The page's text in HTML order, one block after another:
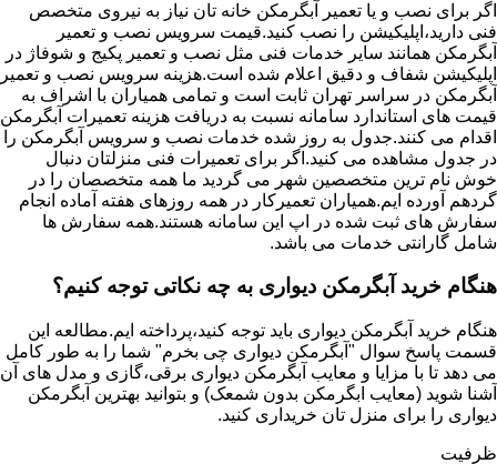
اگر برای نصب و یا تعمیر آبگرمکن خانه تان نیاز به نیروی متخصص
فنی دارید،اپلیکیشن را نصب کنید.قیمت سرویس نصب و تعمیر
آبگرمکن همانند سایر خدمات فنی مثل نصب و تعمیر پکیج و شوفاژ در
اپلیکیشن شفاف و دقیق اعلام شده است.هزینه سرویس نصب و تعمیر
آبگرمکن در سراسر تهران ثابت است و تمامی همیاران با اشراف به
قیمت های استاندارد سامانه نسبت به دریافت هزینه تعمیرات آبگرمکن
اقدام می کنند.جدول به روز شده خدمات نصب و سرویس آبگرمکن را
در جدول مشاهده می کنید.اگر برای تعمیرات فنی منزلتان دنبال
خوش نام ترین متخصصین شهر می گردید ما همه متخصصان را در
گردهم آورده ایم.همیاران تعمیرکار در همه روزهای هفته آماده انجام
سفارش های ثبت شده در اپ این سامانه هستند.همه سفارش ها
شامل گارانتی خدمات می باشد.
هنگام خرید آبگرمکن دیواری به چه نکاتی توجه کنیم؟
هنگام خرید آبگرمکن دیواری باید توجه کنید،پرداخته ایم.مطالعه این
قسمت پاسخ سوال "آبگرمکن دیواری چی بخرم" شما را به طور کامل
می دهد تا با مزایا و معایب آبگرمکن دیواری برقی،گازی و مدل های آن
آشنا شوید (معایب ابگرمکن بدون شمعک) و بتوانید بهترین آبگرمکن
دیواری را برای منزل تان خریداری کنید.
ظرفیت